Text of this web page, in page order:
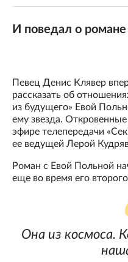
И поведал о
Певец Денис Клявер
рассказать об
из будущего» Евой
ему звезда.
эфире телепередачи
ее ведущей Лерой
Роман с Евой Польной
еще во время его
Она из космоса.